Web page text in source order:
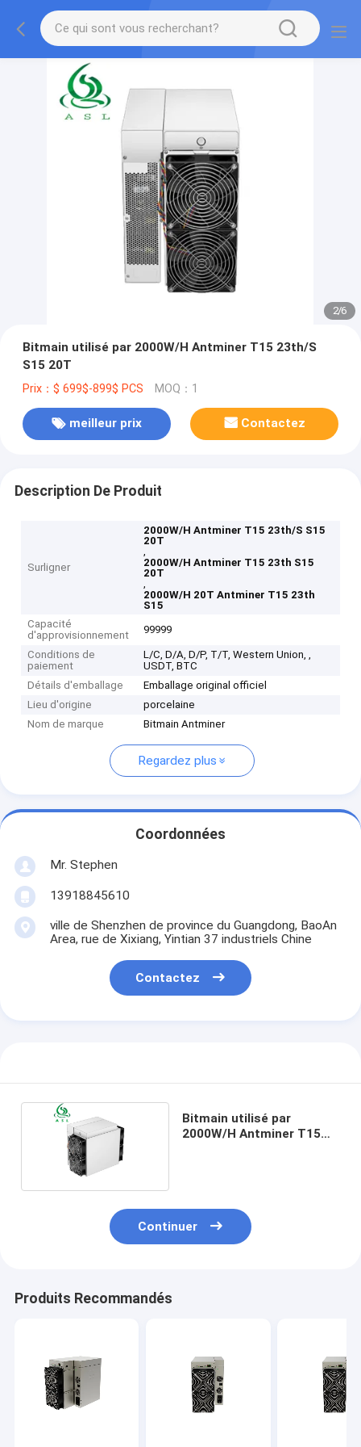
2/6
Bitmain utilisé par 2000W/H Antminer T15 23th/S
S15 20T
Prix：$ 699$-899$ PCS MOQ：1
meilleur prix Contactez
Description De Produit
Surligner
2000W/H Antminer T15 23th/S S15
20T
,
2000W/H Antminer T15 23th S15
20T
,
2000W/H 20T Antminer T15 23th
S15
Capacité
d'approvisionnement
99999
Conditions de
paiement
L/C, D/A, D/P, T/T, Western Union, ,
USDT, BTC
Détails d'emballage
Emballage original officiel
Lieu d'origine
porcelaine
Nom de marque
Bitmain Antminer
Regardez plus
Coordonnées
Mr. Stephen
13918845610
ville de Shenzhen de province du Guangdong, BaoAn
Area, rue de Xixiang, Yintian 37 industriels Chine
Contactez
Bitmain utilisé par
2000W/H Antminer T15
Continuer
Produits Recommandés